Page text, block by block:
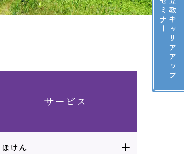
サービス
ほけん
立
教
キ
ャ
リ
ア
ア
ッ
プ
セ
ミ
ナ
ー